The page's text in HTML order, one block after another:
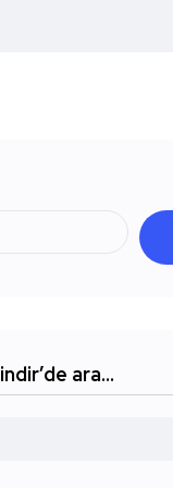
indir’de ara…